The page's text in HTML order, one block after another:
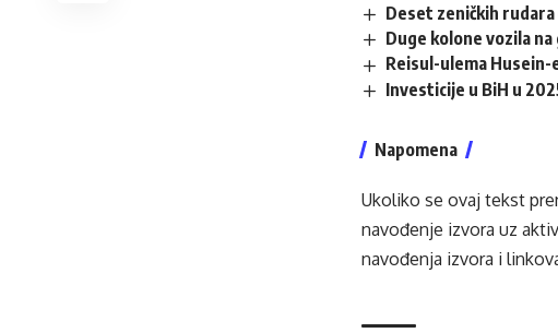
Deset zeničkih
Duge kolone vozila
Reisul-ulema Husein-
Investicije u BiH u
Napomena
Ukoliko se ovaj tekst
navođenje izvora uz
navođenja izvora i